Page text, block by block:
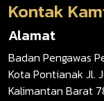
Kontak
Alamat
Badan Pengawas
Kota Pontianak Jl.
Kalimantan Barat